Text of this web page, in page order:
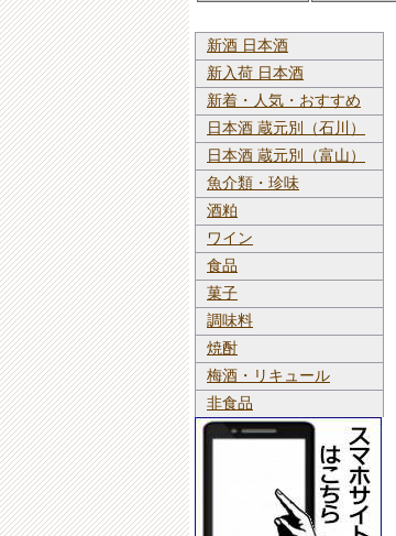
新酒 日本酒
新入荷 日本酒
新着・人気・おすすめ
日本酒 蔵元別（石川）
日本酒 蔵元別（富山）
魚介類・珍味
酒粕
ワイン
食品
菓子
調味料
焼酎
梅酒・リキュール
非食品